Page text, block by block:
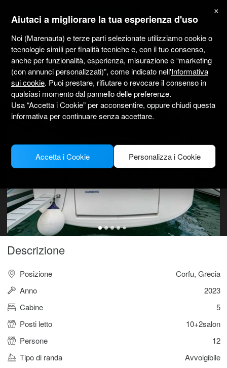
marenauta
Jeanneau Sun Odyssey 490 - 5 Cab. -
Corfu
4.5(1) Solo senza skipper Professionale
Marina Gouvia
Barca verificata
Descrizione
Posizione
Corfu, Grecia
Anno
2023
Cabine
5
Posti letto
10+2salon
Persone
12
Tipo di randa
Avvolgibile
×
Aiutaci a migliorare la tua esperienza d'uso
Noi (Marenauta) e terze parti selezionate utilizziamo cookie o
tecnologie simili per finalità tecniche e, con il tuo consenso,
anche per funzionalità, esperienza, misurazione e “marketing
(con annunci personalizzati)”, come indicato nell'Informativa
sui cookie. Puoi prestare, rifiutare o revocare il consenso in
qualsiasi momento dal pannello delle preferenze.
Usa “Accetta i Cookie” per acconsentire, oppure chiudi questa
informativa per continuare senza accettare.
Personalizza i Cookie
Accetta i Cookie